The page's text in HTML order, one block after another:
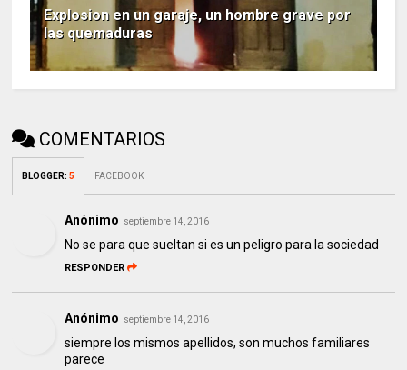
Explosion en un garaje, un hombre grave por
las quemaduras
COMENTARIOS
BLOGGER:5 FACEBOOK
Anónimo septiembre 14, 2016
No se para que sueltan si es un peligro para la sociedad
RESPONDER
Anónimo septiembre 14, 2016
siempre los mismos apellidos, son muchos familiares
parece